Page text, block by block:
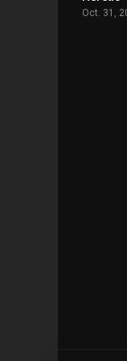
Oct. 31,